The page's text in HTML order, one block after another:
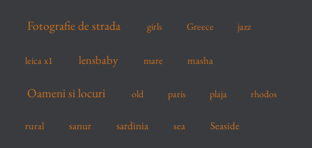
Fotografie de strada girls Greece jazz
leica x1 lensbaby mare masha
Oameni si locuri old paris plaja rhodos
rural sanur sardinia sea Seaside